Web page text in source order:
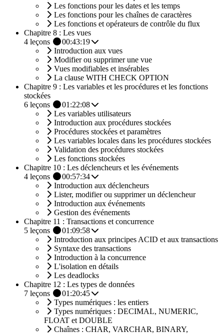
Les fonctions pour les dates et les temps
Les fonctions pour les chaînes de caractères
Les fonctions et opérateurs de contrôle du flux
Chapitre 8 : Les vues
4 leçons
00:43:19
Introduction aux vues
Modifier ou supprimer une vue
Vues modifiables et insérables
La clause WITH CHECK OPTION
Chapitre 9 : Les variables et les procédures et les fonctions
stockées
6 leçons
01:22:08
Les variables utilisateurs
Introduction aux procédures stockées
Procédures stockées et paramètres
Les variables locales dans les procédures stockées
Validation des procédures stockées
Les fonctions stockées
Chapitre 10 : Les déclencheurs et les événements
4 leçons
00:57:34
Introduction aux déclencheurs
Lister, modifier ou supprimer un déclencheur
Introduction aux événements
Gestion des événements
Chapitre 11 : Transactions et concurrence
5 leçons
01:09:58
Introduction aux principes ACID et aux transactions
Syntaxe des transactions
Introduction à la concurrence
L'isolation en détails
Les deadlocks
Chapitre 12 : Les types de données
7 leçons
01:20:45
Types numériques : les entiers
Types numériques : DECIMAL, NUMERIC,
FLOAT et DOUBLE
Chaînes : CHAR, VARCHAR, BINARY,